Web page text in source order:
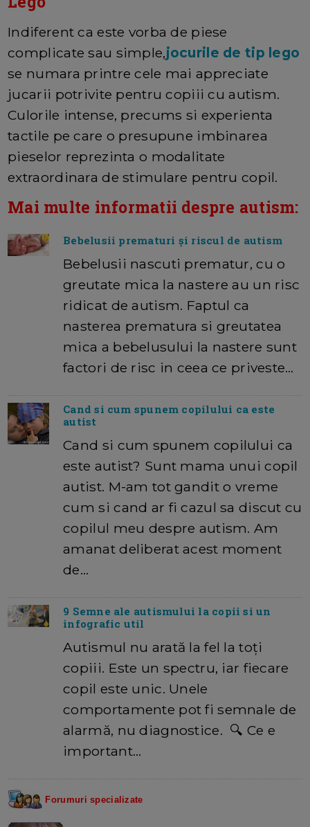
Indiferent ca este vorba de piese
complicate sau simple,jocurile de tip lego
se numara printre cele mai appreciate
jucarii potrivite pentru copiii cu autism.
Culorile intense, precums si experienta
tactile pe care o presupune imbinarea
pieselor reprezinta o modalitate
extraordinara de stimulare pentru copil.
Mai multe informatii despre autism:
Bebelusii prematuri și riscul de autism
Bebelusii nascuti prematur, cu o
greutate mica la nastere au un risc
ridicat de autism. Faptul ca
nasterea prematura si greutatea
mica a bebelusului la nastere sunt
factori de risc in ceea ce priveste…
Cand si cum spunem copilului ca este
autist
Cand si cum spunem copilului ca
este autist? Sunt mama unui copil
autist. M-am tot gandit o vreme
cum si cand ar fi cazul sa discut cu
copilul meu despre autism. Am
amanat deliberat acest moment
de…
9 Semne ale autismului la copii si un
infografic util
Autismul nu arată la fel la toți
copiii. Este un spectru, iar fiecare
copil este unic. Unele
comportamente pot fi semnale de
alarmă, nu diagnostice. 🔍 Ce e
important…
Forumuri specializate